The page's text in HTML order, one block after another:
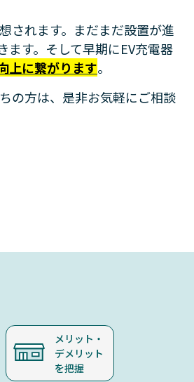
されます。まだまだ設置が進
ます。そして早期にEV充電器
上に繋がります。
の方は、是非お気軽にご相談
メリット・
デメリット
を把握